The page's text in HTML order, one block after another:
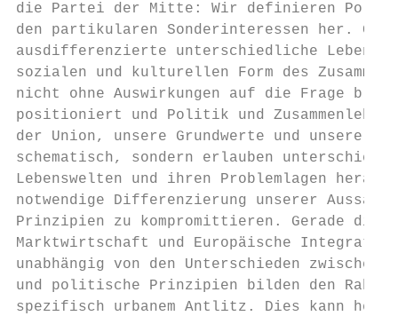
die Partei der Mitte: Wir definieren
den partikularen Sonderinteressen her.
ausdifferenzierte unterschiedliche
sozialen und kulturellen Form des
nicht ohne Auswirkungen auf die Frage
positioniert und Politik und
der Union, unsere Grundwerte und
schematisch, sondern erlauben
Lebenswelten und ihren Problemlagen
notwendige Differenzierung unserer
Prinzipien zu kompromittieren. Gerade die
Marktwirtschaft und Europäische
unabhängig von den Unterschieden zwischen
und politische Prinzipien bilden den
spezifisch urbanem Antlitz. Dies kann